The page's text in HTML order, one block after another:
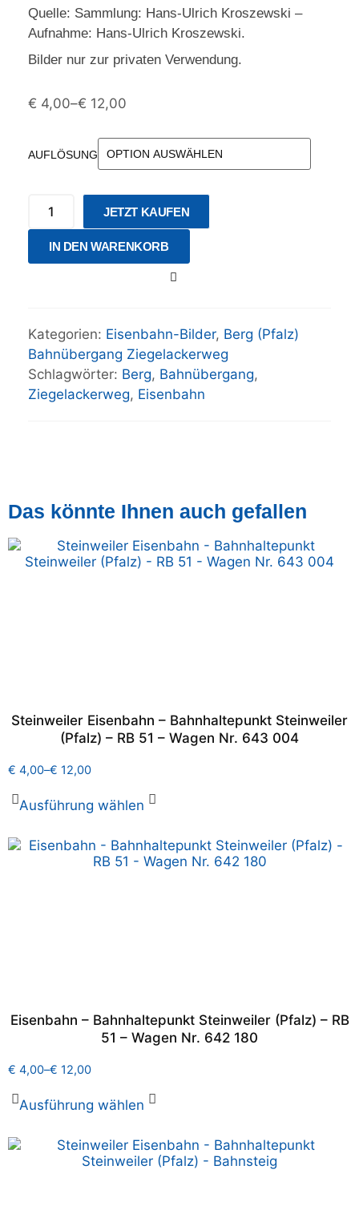
Quelle: Sammlung: Hans-Ulrich Kroszewski –
Aufnahme: Hans-Ulrich Kroszewski.
Bilder nur zur privaten Verwendung.
€ 4,00–€ 12,00
AUFLÖSUNG
JETZT KAUFEN
IN DEN WARENKORB
Kategorien: Eisenbahn-Bilder, Berg (Pfalz)
Bahnübergang Ziegelackerweg
Schlagwörter: Berg, Bahnübergang,
Ziegelackerweg, Eisenbahn
Das könnte Ihnen auch gefallen
Steinweiler Eisenbahn – Bahnhaltepunkt Steinweiler
(Pfalz) – RB 51 – Wagen Nr. 643 004
€ 4,00–€ 12,00
Ausführung wählen
Eisenbahn – Bahnhaltepunkt Steinweiler (Pfalz) – RB
51 – Wagen Nr. 642 180
€ 4,00–€ 12,00
Ausführung wählen